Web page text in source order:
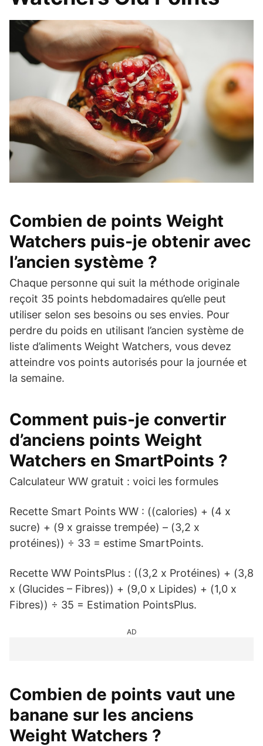
Combien de points Weight
Watchers puis-je obtenir avec
l’ancien système ?
Chaque personne qui suit la méthode originale
reçoit 35 points hebdomadaires qu’elle peut
utiliser selon ses besoins ou ses envies. Pour
perdre du poids en utilisant l’ancien système de
liste d’aliments Weight Watchers, vous devez
atteindre vos points autorisés pour la journée et
la semaine.
Comment puis-je convertir
d’anciens points Weight
Watchers en SmartPoints ?
Calculateur WW gratuit : voici les formules
Recette Smart Points WW : ((calories) + (4 x
sucre) + (9 x graisse trempée) – (3,2 x
protéines)) ÷ 33 = estime SmartPoints.
Recette WW PointsPlus : ((3,2 x Protéines) + (3,8
x (Glucides – Fibres)) + (9,0 x Lipides) + (1,0 x
Fibres)) ÷ 35 = Estimation PointsPlus.
AD
Combien de points vaut une
banane sur les anciens
Weight Watchers ?